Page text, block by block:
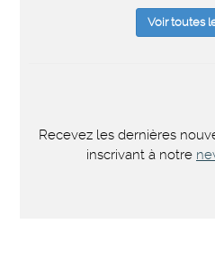
Voir toutes
Recevez les dernières
inscrivant à notre